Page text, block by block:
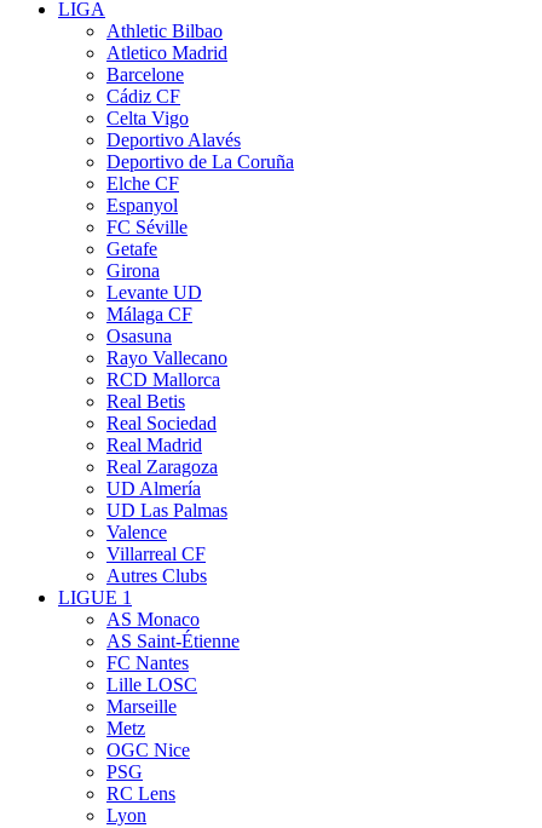
LIGA
Athletic Bilbao
Atletico Madrid
Barcelone
Cádiz CF
Celta Vigo
Deportivo Alavés
Deportivo de La Coruña
Elche CF
Espanyol
FC Séville
Getafe
Girona
Levante UD
Málaga CF
Osasuna
Rayo Vallecano
RCD Mallorca
Real Betis
Real Sociedad
Real Madrid
Real Zaragoza
UD Almería
UD Las Palmas
Valence
Villarreal CF
Autres Clubs
LIGUE 1
AS Monaco
AS Saint-Étienne
FC Nantes
Lille LOSC
Marseille
Metz
OGC Nice
PSG
RC Lens
Lyon